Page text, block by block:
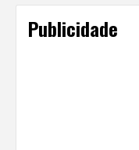
Publicidade